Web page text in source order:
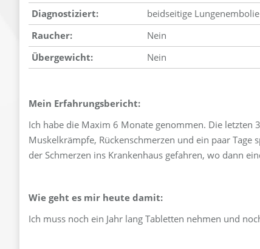
Diagnostiziert:
beidseitige Lungenembolie
Raucher:
Nein
Übergewicht:
Nein
Mein Erfahrungsbericht:
Ich habe die Maxim 6 Monate genommen. Die
Muskelkrämpfe, Rückenschmerzen und ein paar
der Schmerzen ins Krankenhaus gefahren, wo dann
Wie geht es mir heute damit:
Ich muss noch ein Jahr lang Tabletten nehmen und